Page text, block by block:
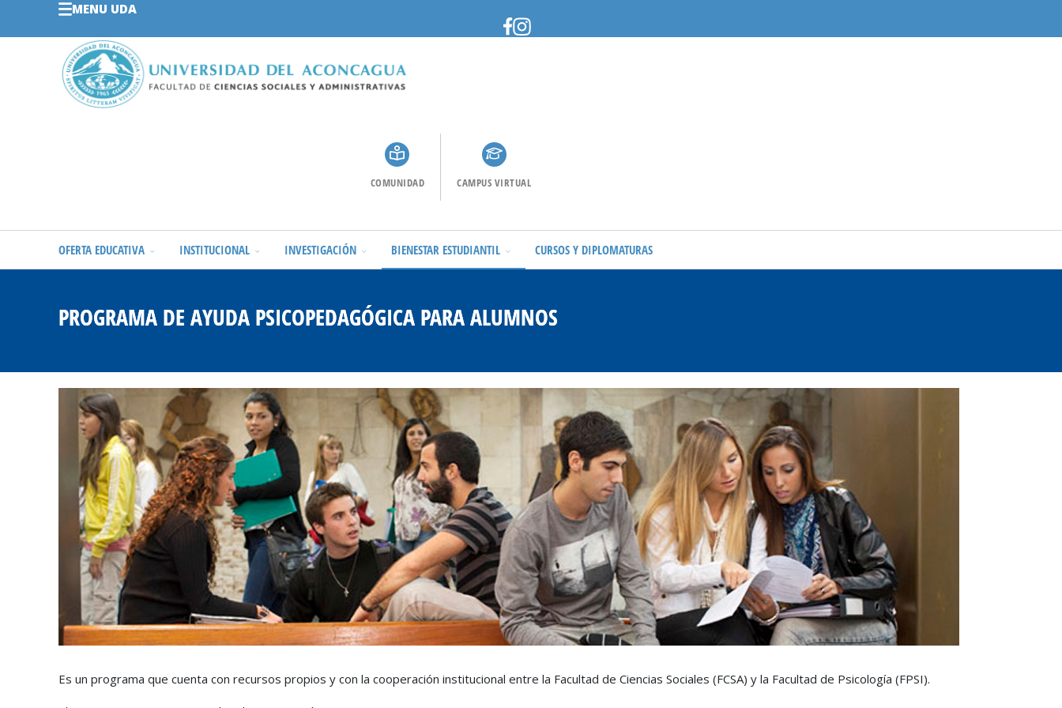
MENU UDA
COMUNIDAD CAMPUS VIRTUAL
OFERTA EDUCATIVA INSTITUCIONAL INVESTIGACIÓN BIENESTAR ESTUDIANTIL CURSOS Y DIPLOMATURAS
PROGRAMA DE AYUDA PSICOPEDAGÓGICA PARA ALUMNOS
Es un programa que cuenta con recursos propios y con la cooperación institucional entre la Facultad de Ciencias Sociales (FCSA) y la Facultad de Psicología (FPSI).